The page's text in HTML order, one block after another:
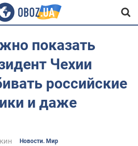
показать
Чехии
российские
и даже
Новости. Мир